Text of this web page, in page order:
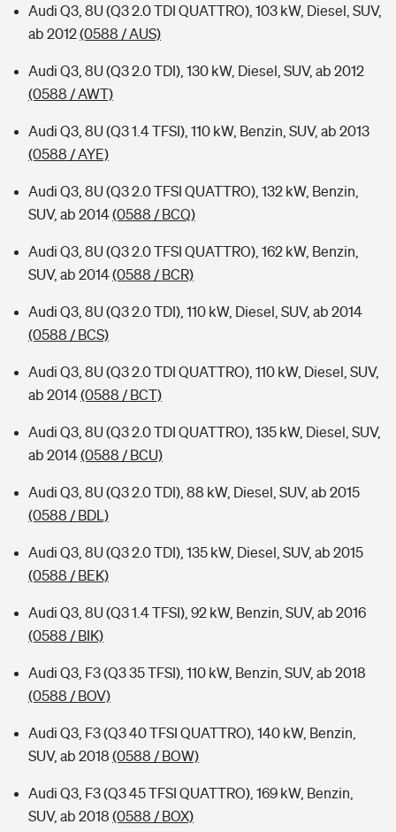
Audi Q3, 8U (Q3 2.0 TDI QUATTRO), 103 kW, Diesel, SUV,
ab 2012(0588 / AUS)
Audi Q3, 8U (Q3 2.0 TDI), 130 kW, Diesel, SUV, ab 2012
(0588 / AWT)
Audi Q3, 8U (Q3 1.4 TFSI), 110 kW, Benzin, SUV, ab 2013
(0588 / AYE)
Audi Q3, 8U (Q3 2.0 TFSI QUATTRO), 132 kW, Benzin,
SUV, ab 2014(0588 / BCQ)
Audi Q3, 8U (Q3 2.0 TFSI QUATTRO), 162 kW, Benzin,
SUV, ab 2014(0588 / BCR)
Audi Q3, 8U (Q3 2.0 TDI), 110 kW, Diesel, SUV, ab 2014
(0588 / BCS)
Audi Q3, 8U (Q3 2.0 TDI QUATTRO), 110 kW, Diesel, SUV,
ab 2014(0588 / BCT)
Audi Q3, 8U (Q3 2.0 TDI QUATTRO), 135 kW, Diesel, SUV,
ab 2014(0588 / BCU)
Audi Q3, 8U (Q3 2.0 TDI), 88 kW, Diesel, SUV, ab 2015
(0588 / BDL)
Audi Q3, 8U (Q3 2.0 TDI), 135 kW, Diesel, SUV, ab 2015
(0588 / BEK)
Audi Q3, 8U (Q3 1.4 TFSI), 92 kW, Benzin, SUV, ab 2016
(0588 / BIK)
Audi Q3, F3 (Q3 35 TFSI), 110 kW, Benzin, SUV, ab 2018
(0588 / BOV)
Audi Q3, F3 (Q3 40 TFSI QUATTRO), 140 kW, Benzin,
SUV, ab 2018 (0588 / BOW)
Audi Q3, F3 (Q3 45 TFSI QUATTRO), 169 kW, Benzin,
SUV, ab 2018 (0588 / BOX)